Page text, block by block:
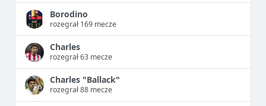
Borodino
rozegrał 169 mecze
Charles
rozegrał 63 mecze
Charles "Ballack"
rozegrał 88 mecze